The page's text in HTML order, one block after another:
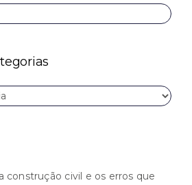
construção civil e os erros que